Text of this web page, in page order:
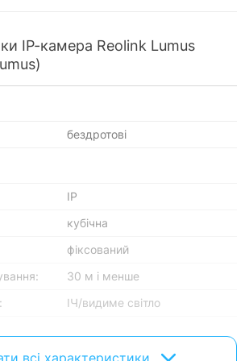
IP-камера Reolink Lumus
бездротові
IP
кубічна
фіксований
30 м і менше
ІЧ/видиме світло
всі характеристики